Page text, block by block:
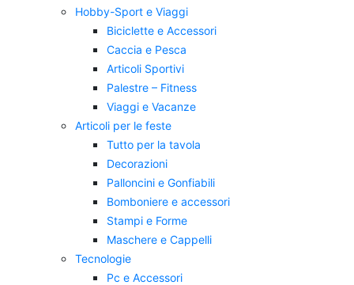
Hobby-Sport e Viaggi
Biciclette e Accessori
Caccia e Pesca
Articoli Sportivi
Palestre – Fitness
Viaggi e Vacanze
Articoli per le feste
Tutto per la tavola
Decorazioni
Palloncini e Gonfiabili
Bomboniere e accessori
Stampi e Forme
Maschere e Cappelli
Tecnologie
Pc e Accessori